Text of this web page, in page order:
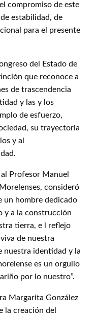
compromiso de este
estabilidad, de
para el presente
del Estado de
que reconoce a
de trascendencia
y las y los
de esfuerzo,
su trayectoria
y al
Profesor Manuel
consideró
un hombre dedicado
y a la construcción
tierra, e l reflejo
de nuestra
nuestra identidad y la
es un orgullo
por lo nuestro”.
Margarita González
la creación del